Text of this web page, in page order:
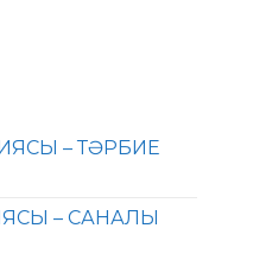
– ТӘРБИЕ
– САНАЛЫ